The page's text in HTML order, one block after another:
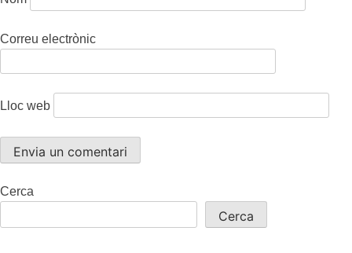
Correu electrònic
Lloc web
Cerca
Cerca